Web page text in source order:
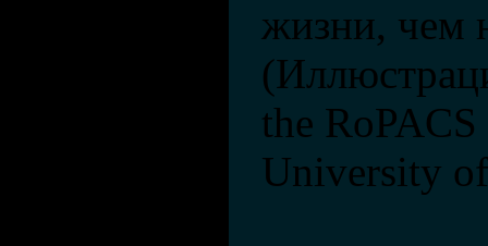
жизни, чем
the
University